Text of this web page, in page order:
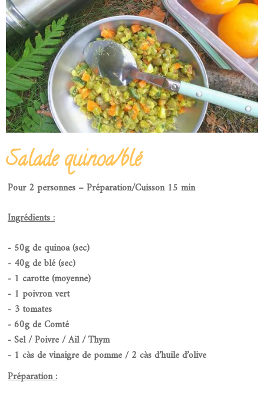
Salade quinoa/blé
Pour 2 personnes – Préparation/Cuisson 15 min
Ingrédients :
- 50g de quinoa (sec)
- 40g de blé (sec)
- 1 carotte (moyenne)
- 1 poivron vert
- 3 tomates
- 60g de Comté
- Sel / Poivre / Ail / Thym
- 1 càs de vinaigre de pomme / 2 càs d’huile d’olive
Préparation :